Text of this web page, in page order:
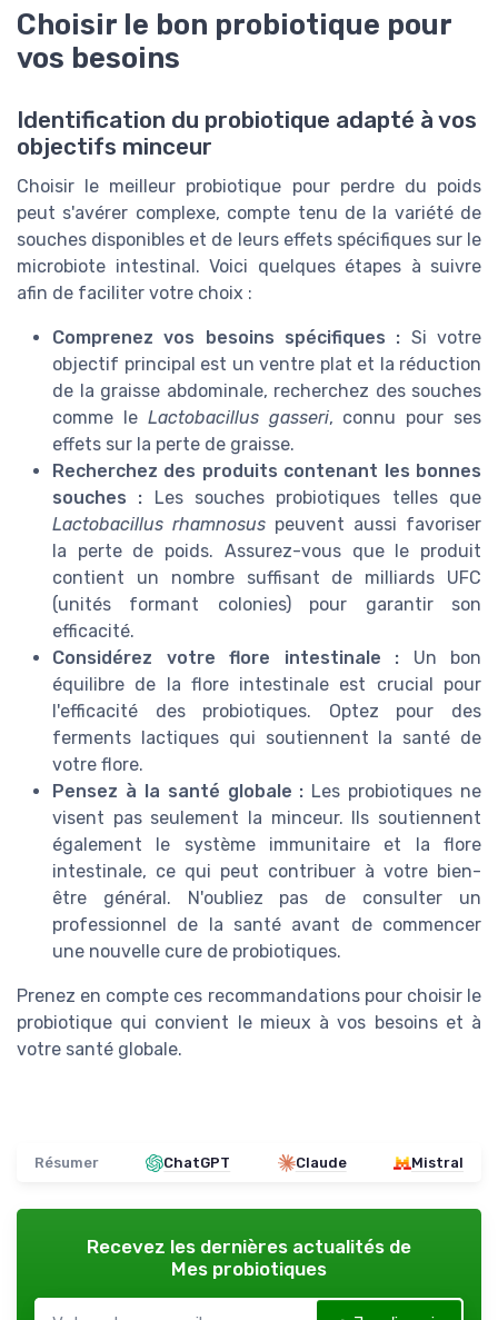
Choisir le bon probiotique pour
vos besoins
Identification du probiotique adapté à vos
objectifs minceur
Choisir le meilleur probiotique pour perdre du poids
peut s'avérer complexe, compte tenu de la variété de
souches disponibles et de leurs effets spécifiques sur le
microbiote intestinal. Voici quelques étapes à suivre
afin de faciliter votre choix :
Comprenez vos besoins spécifiques : Si votre
objectif principal est un ventre plat et la réduction
de la graisse abdominale, recherchez des souches
comme le Lactobacillus gasseri, connu pour ses
effets sur la perte de graisse.
Recherchez des produits contenant les bonnes
souches : Les souches probiotiques telles que
Lactobacillus rhamnosus peuvent aussi favoriser
la perte de poids. Assurez-vous que le produit
contient un nombre suffisant de milliards UFC
(unités formant colonies) pour garantir son
efficacité.
Considérez votre flore intestinale : Un bon
équilibre de la flore intestinale est crucial pour
l'efficacité des probiotiques. Optez pour des
ferments lactiques qui soutiennent la santé de
votre flore.
Pensez à la santé globale : Les probiotiques ne
visent pas seulement la minceur. Ils soutiennent
également le système immunitaire et la flore
intestinale, ce qui peut contribuer à votre bien-
être général. N'oubliez pas de consulter un
professionnel de la santé avant de commencer
une nouvelle cure de probiotiques.
Prenez en compte ces recommandations pour choisir le
probiotique qui convient le mieux à vos besoins et à
votre santé globale.
Résumer ChatGPT Claude Mistral
Recevez les dernières actualités de
Mes probiotiques